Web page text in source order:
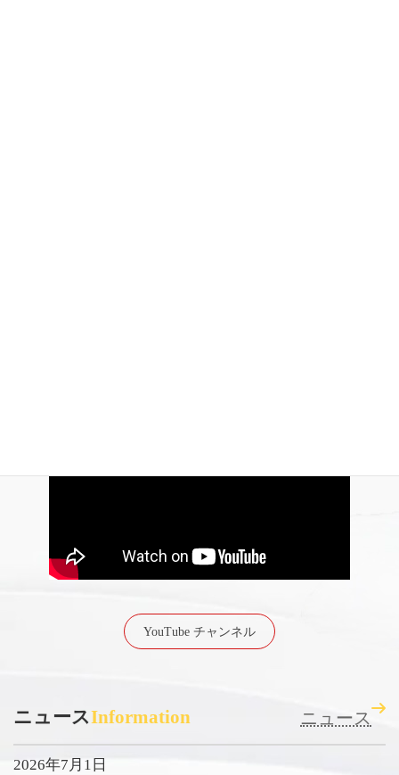
YouTube チャンネル
ニュースInformation ニュース
2026年7月1日